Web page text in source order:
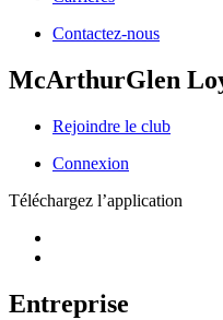
Contactez-nous
McArthurGlen
Rejoindre le club
Connexion
Téléchargez l’application
Entreprise